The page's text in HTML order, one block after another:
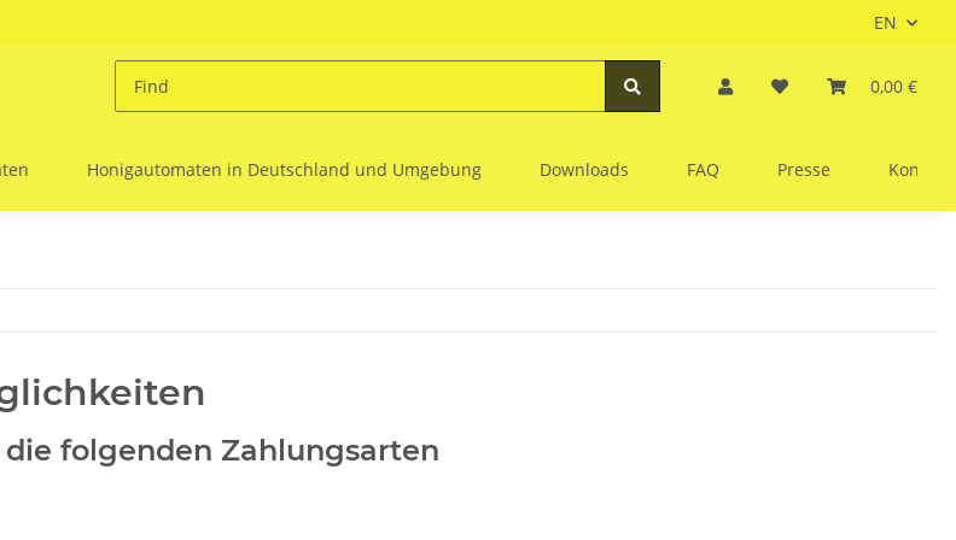
EN
0,00 €
Honigautomaten in Deutschland und Umgebung Downloads FAQ Presse Kontakt
folgenden Zahlungsarten